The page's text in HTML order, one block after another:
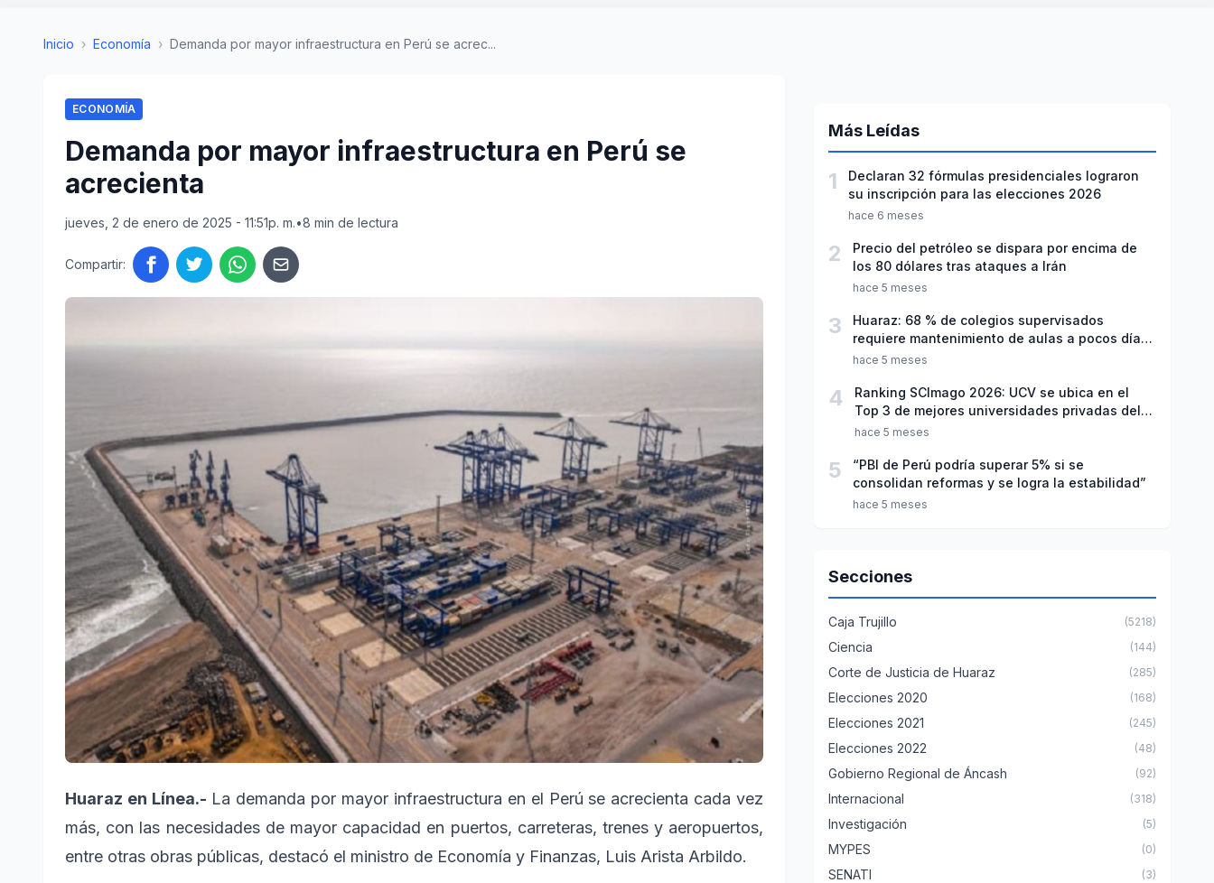
Inicio › Economía › Demanda por mayor infraestructura en Perú se acrec...
ECONOMÍA
Demanda por mayor infraestructura en Perú se
acrecienta
jueves, 2 de enero de 2025 - 11:51p. m.•8 min de lectura
Compartir:
Huaraz en Línea.- La demanda por mayor infraestructura en el Perú se acrecienta cada vez
más, con las necesidades de mayor capacidad en puertos, carreteras, trenes y aeropuertos,
entre otras obras públicas, destacó el ministro de Economía y Finanzas, Luis Arista Arbildo.
Más Leídas
1
Declaran 32 fórmulas presidenciales lograron
su inscripción para las elecciones 2026
hace 6 meses
2
Precio del petróleo se dispara por encima de
los 80 dólares tras ataques a Irán
hace 5 meses
3
Huaraz: 68 % de colegios supervisados
requiere mantenimiento de aulas a pocos días
de inicio del año escolar 2026
hace 5 meses
4
Ranking SCImago 2026: UCV se ubica en el
Top 3 de mejores universidades privadas del
Perú
hace 5 meses
5
“PBI de Perú podría superar 5% si se
consolidan reformas y se logra la estabilidad”
hace 5 meses
Secciones
Caja Trujillo (5218)
Ciencia (144)
Corte de Justicia de Huaraz (285)
Elecciones 2020 (168)
Elecciones 2021 (245)
Elecciones 2022 (48)
Gobierno Regional de Áncash (92)
Internacional (318)
Investigación (5)
MYPES (0)
SENATI (3)